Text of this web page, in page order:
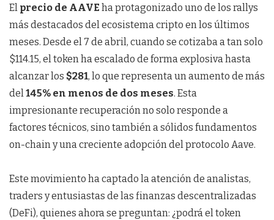
El precio de AAVE ha protagonizado uno de los rallys
más destacados del ecosistema cripto en los últimos
meses. Desde el 7 de abril, cuando se cotizaba a tan solo
$114.15, el token ha escalado de forma explosiva hasta
alcanzar los $281, lo que representa un aumento de más
del145% en menos de dos meses. Esta
impresionante recuperación no solo responde a
factores técnicos, sino también a sólidos fundamentos
on-chain y una creciente adopción del protocolo Aave.
Este movimiento ha captado la atención de analistas,
traders y entusiastas de las finanzas descentralizadas
(DeFi), quienes ahora se preguntan: ¿podrá el token